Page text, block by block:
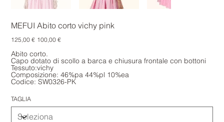
MEFUI Abito corto vichy pink
Prezzo
originale
125,00 € Prezzo
scontato
100,00 €
Abito corto.
Capo dotato di scollo a barca e chiusura frontale con bottoni
Tessuto:vichy
Composizione: 46%pa 44%pl 10%ea
Codice: SW0326-PK
TAGLIA